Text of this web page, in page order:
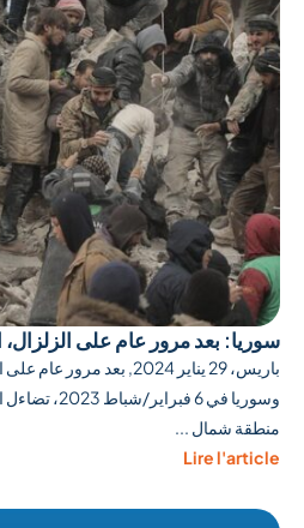
سوريا: بعد مرور عام على الزلزال،
باريس، 29 يناير 2024, بعد
وسوريا في 6
منطقة شمال ...
Lire l'article